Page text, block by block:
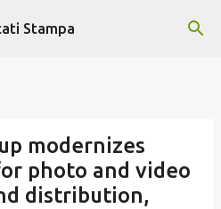
principali
Stampa
modernizes
photo and video
distribution,